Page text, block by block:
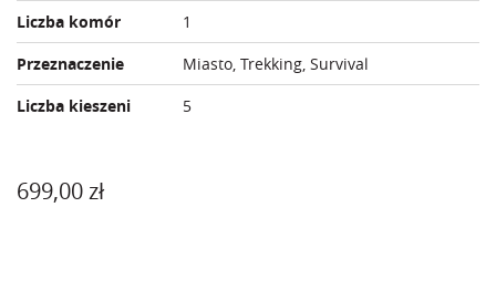
Liczba komór
1
Przeznaczenie
Miasto, Trekking, Survival
Liczba kieszeni
5
699,00zł